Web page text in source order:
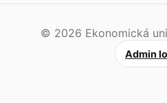
© 2026 Ekonomická
Admin